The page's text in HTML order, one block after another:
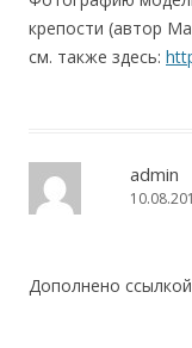
крепости (автор
см. также здесь:
admin
Дополнено